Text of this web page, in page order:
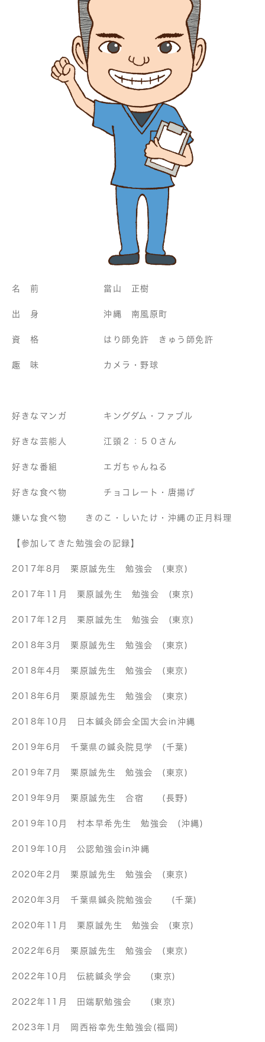
名 前 當山 正樹
出 身 沖縄 南風原町
資 格 はり師免許 きゅう師免許
趣 味 カメラ・野球
好きなマンガ キングダム・ファブル
好きな芸能人 江頭２：５０さん
好きな番組 エガちゃんねる
好きな食べ物 チョコレート・唐揚げ
嫌いな食べ物 きのこ・しいたけ・沖縄の正月料理
【参加してきた勉強会の記録】
2017年8月 栗原誠先生 勉強会 (東京)
2017年11月 栗原誠先生 勉強会 (東京)
2017年12月 栗原誠先生 勉強会 (東京)
2018年3月 栗原誠先生 勉強会 (東京)
2018年4月 栗原誠先生 勉強会 (東京)
2018年6月 栗原誠先生 勉強会 (東京)
2018年10月 日本鍼灸師会全国大会in沖縄
2019年6月 千葉県の鍼灸院見学 (千葉)
2019年7月 栗原誠先生 勉強会 (東京)
2019年9月 栗原誠先生 合宿 (長野)
2019年10月 村本早希先生 勉強会 (沖縄)
2019年10月 公認勉強会in沖縄
2020年2月 栗原誠先生 勉強会 (東京)
2020年3月 千葉県鍼灸院勉強会 (千葉)
2020年11月 栗原誠先生 勉強会 (東京)
2022年6月 栗原誠先生 勉強会 (東京)
2022年10月 伝統鍼灸学会 (東京)
2022年11月 田端駅勉強会 (東京)
2023年1月 岡西裕幸先生勉強会(福岡)